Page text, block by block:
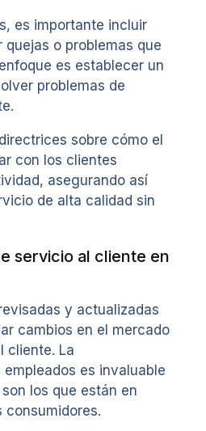
es importante incluir
o problemas que
es establecer un
problemas de
sobre cómo el
con los clientes
asegurando así
de alta calidad sin
servicio al cliente en
y actualizadas
cambios en el mercado
cliente. La
es invaluable
los que están en